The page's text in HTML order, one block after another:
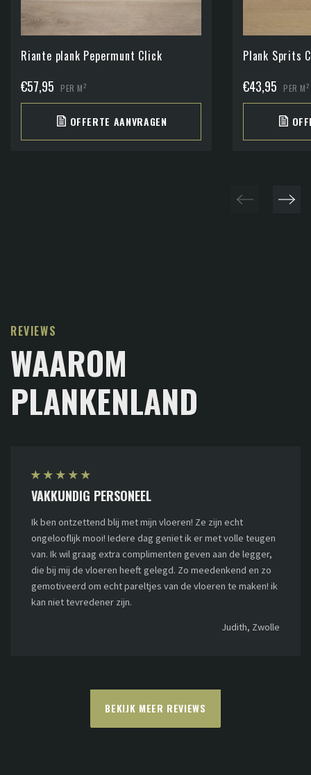
Riante plank Pepermunt Click
€57,95 PER M2
OFFERTE AANVRAGEN
Plank Sprits
€43,95 PER M2
REVIEWS
WAAROM
PLANKENLAND
★ ★ ★ ★ ★
VAKKUNDIG PERSONEEL
Ik ben ontzettend blij met mijn vloeren! Ze zijn echt
ongelooflijk mooi! Iedere dag geniet ik er met volle teugen
van. Ik wil graag extra complimenten geven aan de legger,
die bij mij de vloeren heeft gelegd. Zo meedenkend en zo
gemotiveerd om echt pareltjes van de vloeren te maken! ik
kan niet tevredener zijn.
Judith, Zwolle
BEKIJK MEER REVIEWS